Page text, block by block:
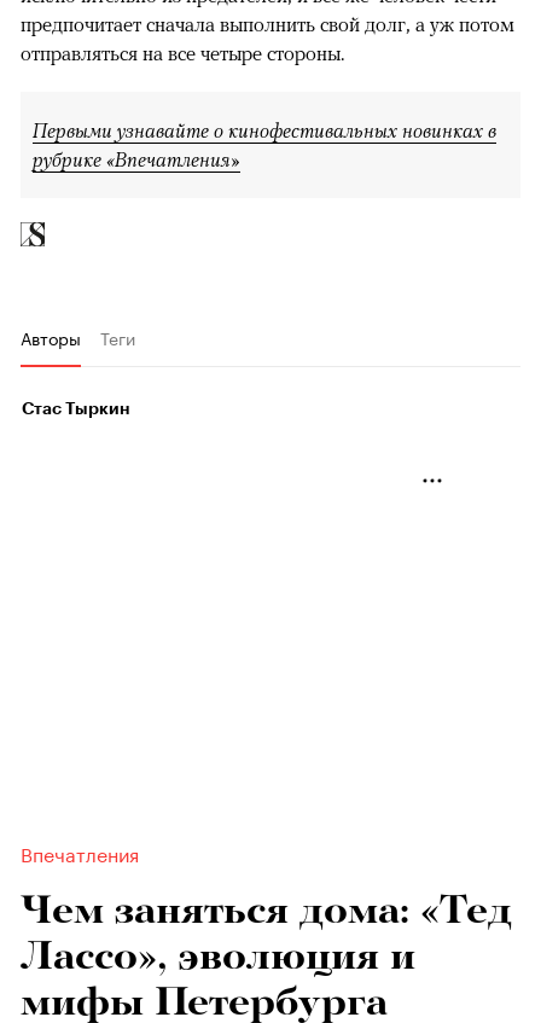
предпочитает сначала выполнить свой долг, а уж потом
отправляться на все четыре стороны.
Первыми узнавайте о кинофестивальных новинках в
рубрике «Впечатления»
Авторы Теги
Стас Тыркин
Впечатления
Чем заняться дома: «Тед
Лассо», эволюция и
мифы Петербурга